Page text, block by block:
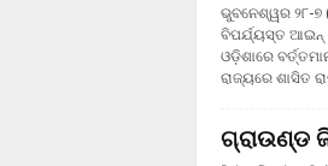
ଭୁବନେଶ୍ୱର ୨୮-
ବିପର୍ଯ୍ୟସ୍ତ ଆଇନ୍
ଓଡ଼ିଶାରେ
ରାଜ୍ୟରେ ଶାସିତ
ଗ୍ରାଉଣ୍ଡ